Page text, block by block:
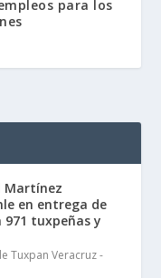
para los
Martínez
en entrega de
971 tuxpeñas y
Tuxpan Veracruz -